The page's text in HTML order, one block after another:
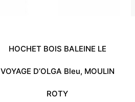
HOCHET BOIS BALEINE LE
VOYAGE D’OLGA Bleu, MOULIN
ROTY